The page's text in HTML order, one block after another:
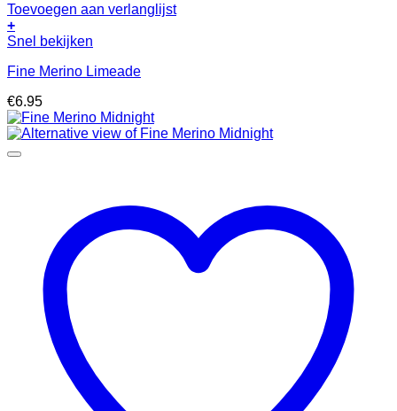
Toevoegen aan verlanglijst
+
Snel bekijken
Fine Merino Limeade
€6.95